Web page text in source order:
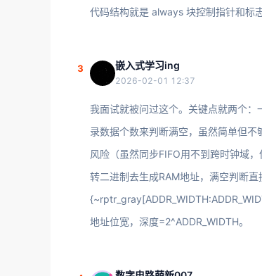
代码结构就是 always 块控制指针和标
3 嵌入式学习ing
2026-02-01 12:37
我面试就被问过这个。关键点就两个
录数据个数来判断满空，虽然简单但
风险（虽然同步FIFO用不到跨时钟域
转二进制去生成RAM地址，满空判断
地址位宽，深度=2^ADDR_WIDTH。